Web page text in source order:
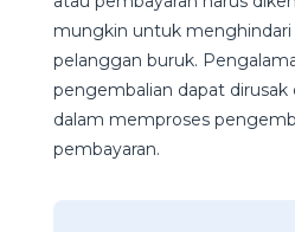
mungkin untuk menghindari
pelanggan buruk.
pengembalian dapat
dalam memproses
pembayaran.